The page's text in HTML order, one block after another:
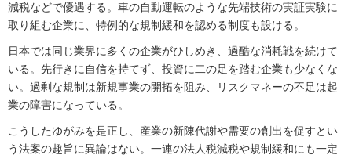
減税などで優遇する。車の自動運転のような先端技術の実証実験に
取り組む企業に、特例的な規制緩和を認める制度も設ける。
日本では同じ業界に多くの企業がひしめき、過酷な消耗戦を続けて
いる。先行きに自信を持てず、投資に二の足を踏む企業も少なくな
い。過剰な規制は新規事業の開拓を阻み、リスクマネーの不足は起
業の障害になっている。
こうしたゆがみを是正し、産業の新陳代謝や需要の創出を促すとい
う法案の趣旨に異論はない。一連の法人税減税や規制緩和にも一定